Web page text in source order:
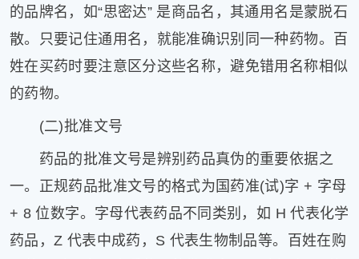
的品牌名，如“思密达” 是商品名，其通用名是蒙脱石
散。只要记住通用名，就能准确识别同一种药物。百
姓在买药时要注意区分这些名称，避免错用名称相似
的药物。
(二)批准文号
药品的批准文号是辨别药品真伪的重要依据之
一。正规药品批准文号的格式为国药准(试)字 + 字母
+ 8 位数字。字母代表药品不同类别，如 H 代表化学
药品，Z 代表中成药，S 代表生物制品等。百姓在购